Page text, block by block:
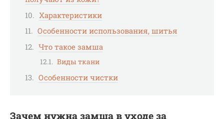
Характеристики
Особенности использования, шитья
Что такое замша
Виды ткани
Особенности чистки
Зачем нужна замша в уходе за